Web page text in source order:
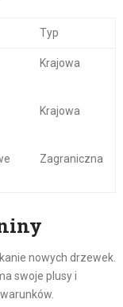
Typ
Krajowa
Krajowa
Zagraniczna
nowych drzewek.
swoje plusy i